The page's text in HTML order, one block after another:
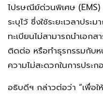
ไปรษณีย์ด่วนพิเศษ
ระบุไว้ ซึ่งใช้ระยะเวลาปร
ทะเบียนไม่สามารถนำเอก
ติดต่อ หรือทำธุรกรรมกับ
ความไม่สะดวกในการประก
อธิบดีฯ กล่าวต่อว่า “เพื่อใ